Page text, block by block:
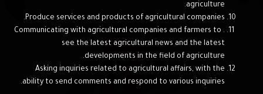
agriculture.
Produce services and products of agricultural companies.
. Communicating with agricultural companies and farmers to
see the latest agricultural news and the latest
developments in the field of agriculture.
Asking inquiries related to agricultural affairs, with the
ability to send comments and respond to various inquiries.